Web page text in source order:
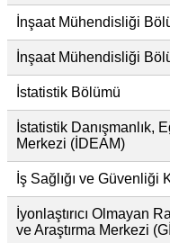
İnşaat Mühendisliği
İnşaat Mühendisliği
İstatistik Bölümü
İstatistik Danışmanlık,
Merkezi (İDEAM)
İş Sağlığı ve Güvenliği
İyonlaştırıcı Olmayan
ve Araştırma Merkezi